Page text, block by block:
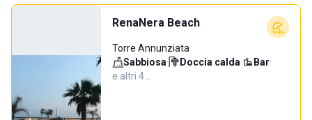
RenaNera Beach
Torre Annunziata
Sabbiosa· Doccia calda· Bar·
e altri 4…